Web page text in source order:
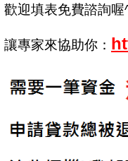
歡迎填表免費諮詢喔
讓專家來協助你：